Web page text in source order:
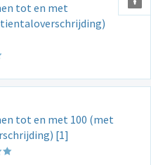
tot en met
tot en met 100 (met
[1]